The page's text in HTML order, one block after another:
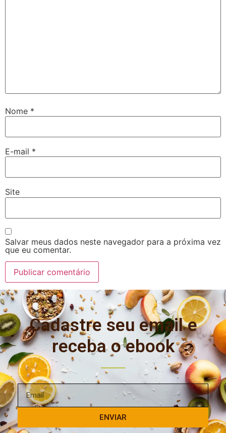
Nome *
E-mail *
Site
Salvar meus dados neste navegador para a próxima vez
que eu comentar.
Cadastre seu email e
receba o ebook
ENVIAR